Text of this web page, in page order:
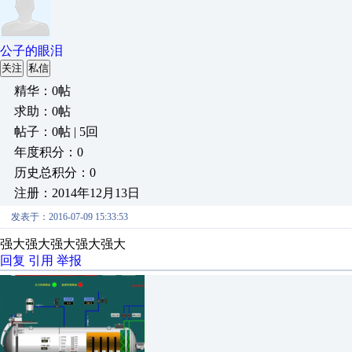
公子的眼泪
关注 私信
精华：0帖
求助：0帖
帖子：0帖 | 5回
年度积分：0
历史总积分：0
注册：2014年12月13日
发表于：2016-07-09 15:33:53
强大强大强大强大强大
回复 引用 举报